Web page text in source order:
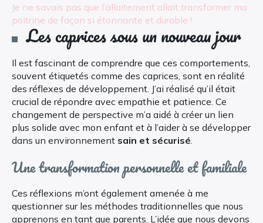
Je ne savais pas que l’allaitement allait transformer ma
poitrine de façon si étonnante et durable !
Les caprices sous un nouveau jour
Il est fascinant de comprendre que ces comportements,
souvent étiquetés comme des caprices, sont en réalité
des réflexes de développement. J’ai réalisé qu’il était
crucial de répondre avec empathie et patience. Ce
changement de perspective m’a aidé à créer un lien
plus solide avec mon enfant et à l’aider à se développer
dans un environnement sain et sécurisé
Une transformation personnelle et familiale
Ces réflexions m’ont également amenée à me
questionner sur les méthodes traditionnelles que nous
apprenons en tant que parents. L’idée que nous devons